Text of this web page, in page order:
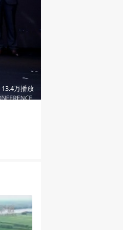
03:16
13.4万播放